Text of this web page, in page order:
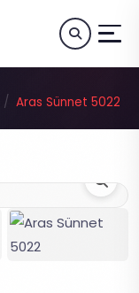
Aras Sünnet 5022